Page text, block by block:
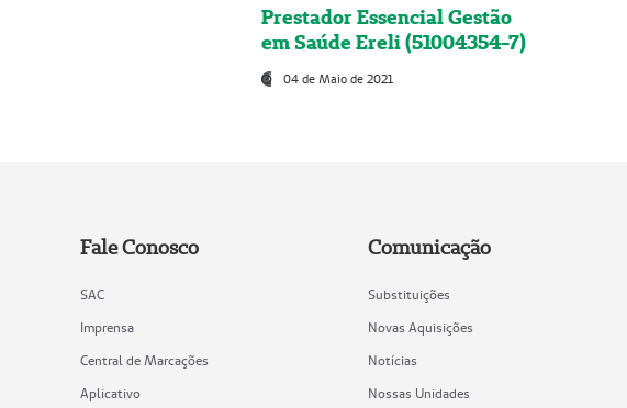
Prestador Essencial Gestão
em Saúde Ereli (51004354-7)
04 de Maio de 2021
Fale Conosco
SAC
Imprensa
Central de Marcações
Aplicativo
Comunicação
Substituições
Novas Aquisições
Notícias
Nossas Unidades